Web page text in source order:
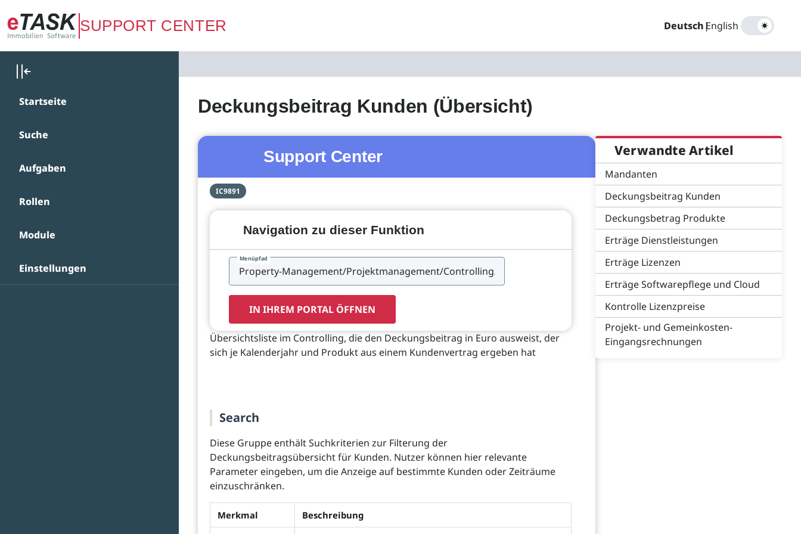
Zum Hauptinhalt springen
SUPPORT CENTER Deutsch|
English
Startseite
Suche
Aufgaben
Rollen
Module
Einstellungen
Deckungsbeitrag Kunden (Übersicht)
Support Center
IC9891
Navigation zu dieser Funktion
Menüpfad
IN IHREM PORTAL ÖFFNEN
Übersichtsliste im Controlling, die den Deckungsbeitrag in Euro ausweist, der
sich je Kalenderjahr und Produkt aus einem Kundenvertrag ergeben hat
Search
Diese Gruppe enthält Suchkriterien zur Filterung der
Deckungsbeitragsübersicht für Kunden. Nutzer können hier relevante
Parameter eingeben, um die Anzeige auf bestimmte Kunden oder Zeiträume
einzuschränken.
Merkmal Beschreibung
Verwandte Artikel
Mandanten
Deckungsbeitrag Kunden
Deckungsbetrag Produkte
Erträge Dienstleistungen
Erträge Lizenzen
Erträge Softwarepflege und Cloud
Kontrolle Lizenzpreise
Projekt- und Gemeinkosten-
Eingangsrechnungen